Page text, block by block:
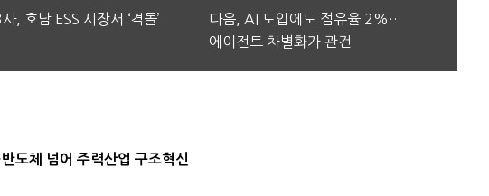
, 호남 ESS 시장서 ‘격돌’
다음, AI 도입에도 점유율 2%…
에이전트 차별화가 관건
도체 넘어 주력산업 구조혁신